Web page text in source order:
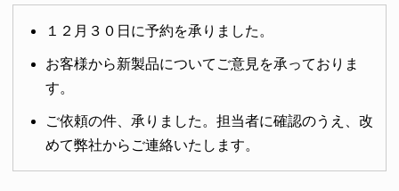
１２月３０日に予約を承りました。
お客様から新製品についてご意見を承っておりま
す。
ご依頼の件、承りました。担当者に確認のうえ、改
めて弊社からご連絡いたします。